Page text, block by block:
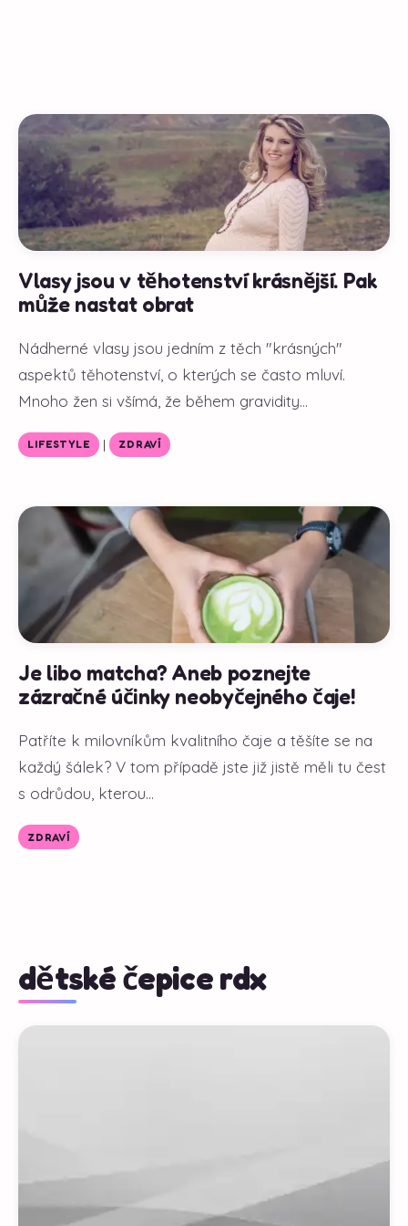
Vlasy jsou v těhotenství krásnější. Pak
může nastat obrat
Nádherné vlasy jsou jedním z těch "krásných"
aspektů těhotenství, o kterých se často mluví.
Mnoho žen si všímá, že během gravidity...
LIFESTYLE | ZDRAVÍ
Je libo matcha? Aneb poznejte
zázračné účinky neobyčejného čaje!
Patříte k milovníkům kvalitního čaje a těšíte se na
každý šálek? V tom případě jste již jistě měli tu čest
s odrůdou, kterou...
ZDRAVÍ
dětské čepice rdx